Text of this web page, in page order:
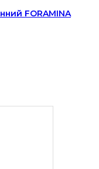
FORAMINA